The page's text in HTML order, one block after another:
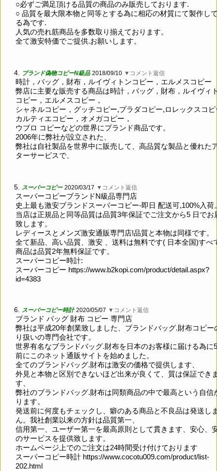
○必ずご満足頂ける品質の商品のみ販売しております.
○ 品質を最大限本物と同等とする為に相応の材質にて製作し
る為です.
人気の売れ筋商品を多数取り揃えております。
全て激安特価でご提供.お願いします。
4. ブランド偽物コピーN級品 2018/09/10 ▼コメント返信
時計，バッグ，財布，ルイヴィトンコピー，エルメスコピー
弊店に主要な販売する商品は時計，バッグ，財布，ルイヴィ
コピー，エルメスコピー，
シャネルコピー，グッチコピー,プラダコピー,ロレックスコ
カルティエコピー，オメガコピー，
ウブロ コピーなどの世界にプランド商品です。
2006年に弊社が設立された、
弊社は自社製品を世界中に販売して、高品質な製品と優れた
ターサービスで、
5. スーパーコピー 2020/03/17 ▼コメント返信
スーパーコピーブランドN級品専門店
史上最も激安ブランドスーパーコピー-即日 配送可,100%入荷
当店は正規品と同等品質は品質3年保証でご注文から5 日でお
致します。
レディースとメンズ激安通販専門店!品質と本物は同様です。
全て新品、高い品質、激安 、送料は無料です( 日本全国)すべ
商品は品質2年無料保証です。
スーパーコピー時計:
スーパーコピー https://www.b2kopi.com/product/detail.aspx?
id=4383
6. スーパーコピー時計 2020/05/07 ▼コメント返信
ブランド バッグ 財布 コピー 専門店
弊社は平成20年創業致しました、ブランドバッグ.財布コピー
り扱いの専門会社です。
世界有名なブランドバッグ.財布を日本のお客様に届ける為に
前にこのネット通販サイトを始めました。
全てのブランドバッグ.財布は激安の価格で提供します、
外見と本物と区別できないほど出来が良くて、質は保証でき
す、
弊社のブランドバッグ.財布は同類商品の中で最高という自信
ります。
発送前に何度もチェックし、癖のある商品と不良品は発送し
ん。我社創業以来の方針は品質第一、
信用第一、ユーザー第一を最高原則として貫きます、安心、
のサービスを提供致します。
ホームページ上でのご注文は24時間受け付けております
スーパーコピー時計 https://www.cocotu009.com/product/list-
202.html